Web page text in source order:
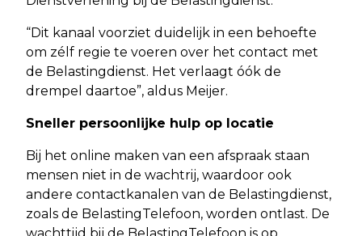
“Dit kanaal voorziet duidelijk in een behoefte
om zélf regie te voeren over het contact met
de Belastingdienst. Het verlaagt óók de
drempel daartoe”, aldus Meijer.
Sneller persoonlijke hulp op locatie
Bij het online maken van een afspraak staan
mensen niet in de wachtrij, waardoor ook
andere contactkanalen van de Belastingdienst,
zoals de BelastingTelefoon, worden ontlast. De
wachttijd bij de BelastingTelefoon is op